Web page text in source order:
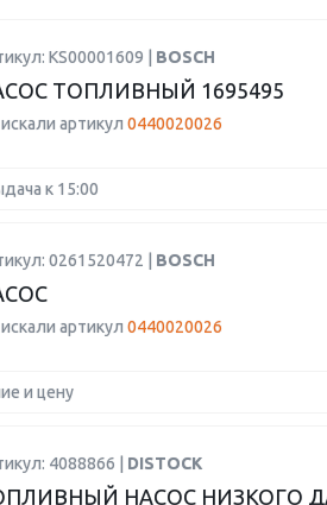
KS00001609 | BOSCH
ТОПЛИВНЫЙ 1695495
артикул 0440020026
к 15:00
0261520472 | BOSCH
артикул 0440020026
и цену
4088866 | DISTOCK
НАСОС НИЗКОГО